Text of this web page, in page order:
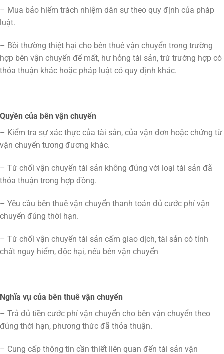
– Mua bảo hiểm trách nhiệm dân sự theo quy định của pháp
luật.
– Bồi thường thiệt hại cho bên thuê vận chuyển trong trường
hợp bên vận chuyển để mất, hư hỏng tài sản, trừ trường hợp có
thỏa thuận khác hoặc pháp luật có quy định khác.
Quyền của bên vận chuyển
– Kiểm tra sự xác thực của tài sản, của vận đơn hoặc chứng từ
vận chuyển tương đương khác.
– Từ chối vận chuyển tài sản không đúng với loại tài sản đã
thỏa thuận trong hợp đồng.
– Yêu cầu bên thuê vận chuyển thanh toán đủ cước phí vận
chuyển đúng thời hạn.
– Từ chối vận chuyển tài sản cấm giao dịch, tài sản có tính
chất nguy hiểm, độc hại, nếu bên vận chuyển
Nghĩa vụ của bên thuê vận chuyển
– Trả đủ tiền cước phí vận chuyển cho bên vận chuyển theo
đúng thời hạn, phương thức đã thỏa thuận.
– Cung cấp thông tin cần thiết liên quan đến tài sản vận